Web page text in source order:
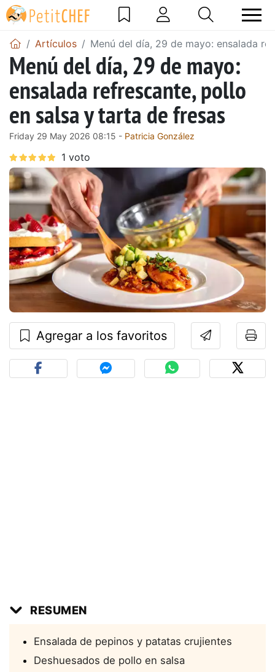
Artículos Menú del día, 29 de mayo: ensalada
Menú del día, 29 de mayo:
ensalada refrescante, pollo
en salsa y tarta de fresas
Friday 29 May 2026 08:15 - Patricia González
Agregar a los favoritos
RESUMEN
Ensalada de pepinos y patatas crujientes
Deshuesados de pollo en salsa